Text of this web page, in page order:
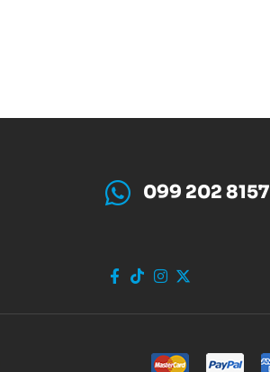
099 202 8157